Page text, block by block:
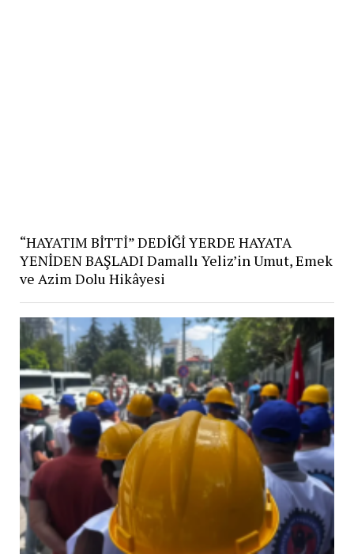
“HAYATIM BİTTİ” DEDİĞİ YERDE HAYATA
YENİDEN BAŞLADI Damallı Yeliz’in Umut, Emek
ve Azim Dolu Hikâyesi